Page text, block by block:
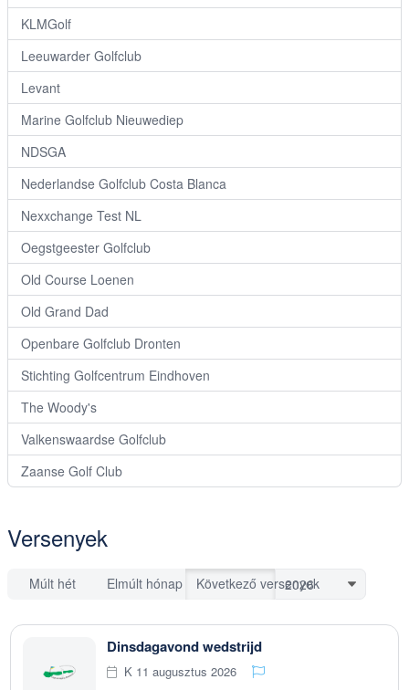
KLMGolf
Leeuwarder Golfclub
Levant
Marine Golfclub Nieuwediep
NDSGA
Nederlandse Golfclub Costa Blanca
Nexxchange Test NL
Oegstgeester Golfclub
Old Course Loenen
Old Grand Dad
Openbare Golfclub Dronten
Stichting Golfcentrum Eindhoven
The Woody's
Valkenswaardse Golfclub
Zaanse Golf Club
Versenyek
Múlt hét Elmúlt hónap Következő versenyek
Dinsdagavond wedstrijd
K 11 augusztus 2026